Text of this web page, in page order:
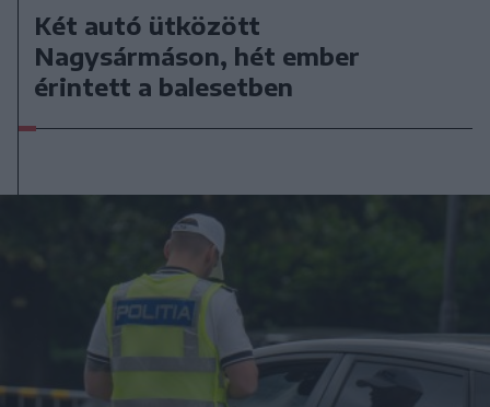
Két autó ütközött
Nagysármáson, hét ember
érintett a balesetben